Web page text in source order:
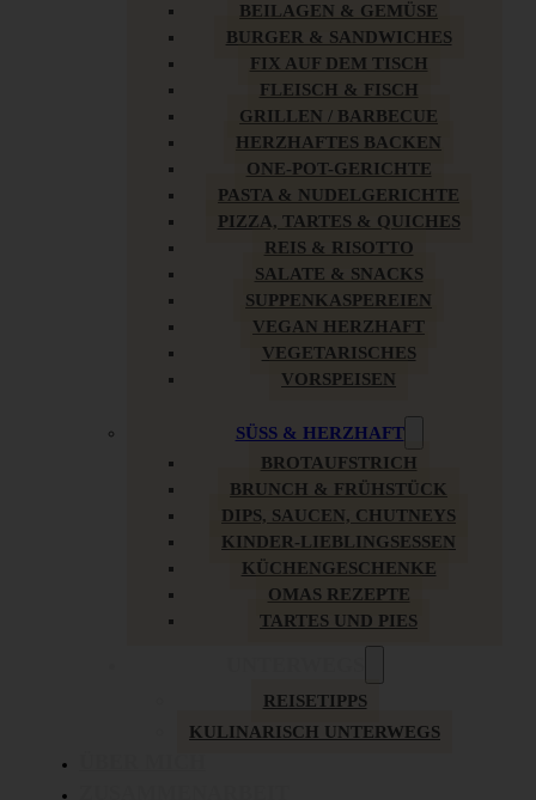
BEILAGEN & GEMÜSE
BURGER & SANDWICHES
FIX AUF DEM TISCH
FLEISCH & FISCH
GRILLEN / BARBECUE
HERZHAFTES BACKEN
ONE-POT-GERICHTE
PASTA & NUDELGERICHTE
PIZZA, TARTES & QUICHES
REIS & RISOTTO
SALATE & SNACKS
SUPPENKASPEREIEN
VEGAN HERZHAFT
VEGETARISCHES
VORSPEISEN
SÜSS & HERZHAFT
BROTAUFSTRICH
BRUNCH & FRÜHSTÜCK
DIPS, SAUCEN, CHUTNEYS
KINDER-LIEBLINGSESSEN
KÜCHENGESCHENKE
OMAS REZEPTE
TARTES UND PIES
REISETIPPS
KULINARISCH UNTERWEGS